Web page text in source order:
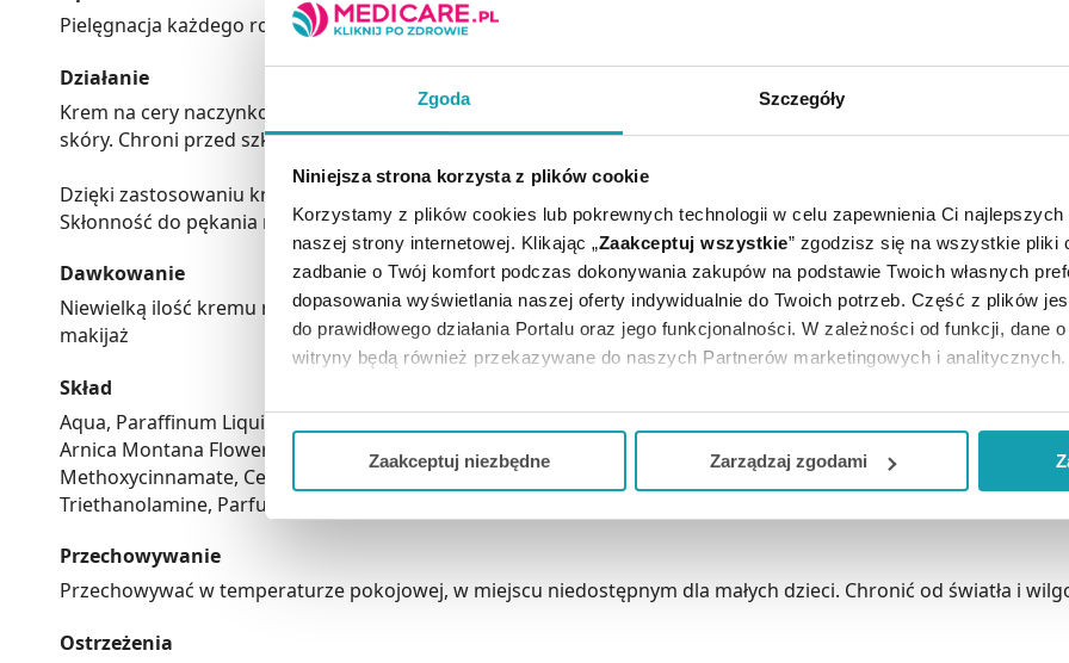
Zgoda Szczegóły
Niniejsza strona korzysta z plików cookie
Korzystamy z plików cookies lub pokrewnych technologii w celu zapewnienia Ci
naszej strony internetowej. Klikając „Zaakceptuj wszystkie” zgodzisz się na wszystkie pliki
zadbanie o Twój komfort podczas dokonywania zakupów na podstawie Twoich własnych
dopasowania wyświetlania naszej oferty indywidualnie do Twoich potrzeb. Część z plików
do prawidłowego działania Portalu oraz jego funkcjonalności. W zależności od funkcji, dane
witryny będą również przekazywane do naszych Partnerów marketingowych i analitycznych.
Jeżeli chcesz dostosować swoją zgodę i wybrać tylko niektóre dodatkowe funkcje, z
Zaakceptuj niezbędne Zarządzaj zgodami
Pielęgnacja każdego rodzaju skóry z rozszerzonymi naczynkami krwionośnymi.
Działanie
Krem na cery naczynkowej uszczelnia naczynka krwionośne, redukuje rumień i zaczerwienienia. Nawilża,
skóry. Chroni przed szkodliwym działaniem promieni UV.
Dzięki zastosowaniu kremu na naczynka skóra jest uspokojona, nawilżona, gładka i zrelaksowana. Koloryt
Skłonność do pękania naczynek zminimalizowana.
Dawkowanie
Niewielką ilość kremu nanieść na oczyszczoną skórę twarzy, równomiernie rozprowadzić. W zależności od
makijaż
Skład
Aqua, Paraffinum Liquidum, Glyceryl Stearate, PEG-100 Stearate, Prunus Amygdalus Dulcis Oil, Caprylic/Capric
Arnica Montana Flower Extract, Arnica Chamissonis Flower Extract, Glyceryl Polymethacrylate ,Glycerin
Methoxycinnamate, Cetearyl Alkohol, Ceteareth-20, Phenoxyethanol, Ginkgo Biloba Leaf Extract, Carbomer,
Triethanolamine, Parfum, Ethylhexylglycerin, DMDM Hydantoin, Iodopropynyl Butylcarbamate, Disodium EDTA.
Przechowywanie
Przechowywać w temperaturze pokojowej, w miejscu niedostępnym dla małych dzieci. Chronić od światła i
Ostrzeżenia